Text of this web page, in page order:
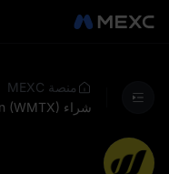
منصة MEXC
شراء WorldMobileToken (WMTX)